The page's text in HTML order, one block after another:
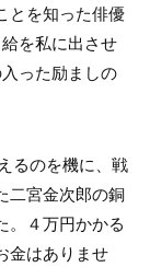
とを知った俳優
を私に出させ
った励ましの
るのを機に、戦
二宮金次郎の銅
。４万円かかる
金はありませ